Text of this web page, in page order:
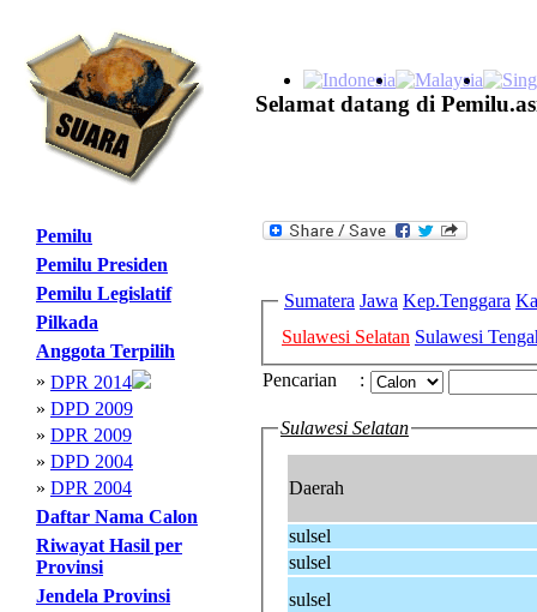
Selamat datang di
Pemilu
Pemilu Presiden
Pemilu Legislatif
Pilkada
Anggota Terpilih
» DPR 2014
» DPD 2009
» DPR 2009
» DPD 2004
» DPR 2004
Daftar Nama Calon
Riwayat Hasil per
Provinsi
Jendela Provinsi
Sumatera Jawa Kep.Tenggara
Sulawesi Selatan Sulawesi
Pencarian :
Sulawesi Selatan
Daerah
sulsel
sulsel
sulsel